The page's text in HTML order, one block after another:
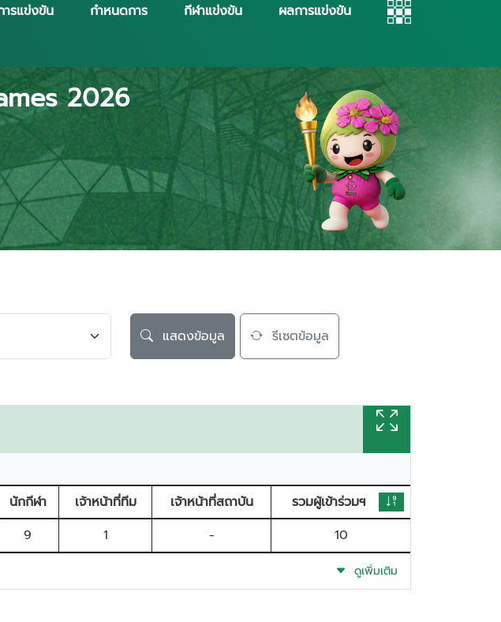
ารแข่งขัน กำหนดการ กีฬาแข่งขัน ผลการแข่งขัน
2026
แสดงข้อมูล รีเซตข้อมูล
นักกีฬา เจ้าหน้าที่ทีม เจ้าหน้าที่สถาบัน
รวมผู้เข้าร่วมฯ
9 1 - 10
ดูเพิ่มเติม